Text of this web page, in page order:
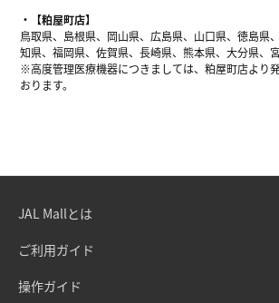
【粕屋町店】
鳥取県、島根県、岡山県、広島県、山口県、徳島県
知県、福岡県、佐賀県、長崎県、熊本県、大分県、
※高度管理医療機器につきましては、粕屋町店より
おります。
JAL Mallとは
ご利用ガイド
操作ガイド